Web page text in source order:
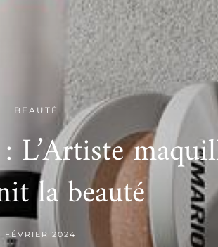
BEAUTÉ
la beauté
FÉVRIER 2024